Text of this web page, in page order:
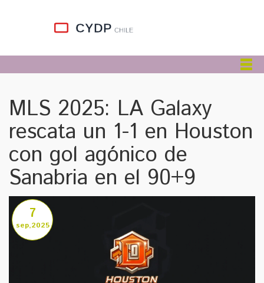
MLS 2025: LA Galaxy
rescata un 1-1 en Houston
con gol agónico de
Sanabria en el 90+9
7
sep,2025